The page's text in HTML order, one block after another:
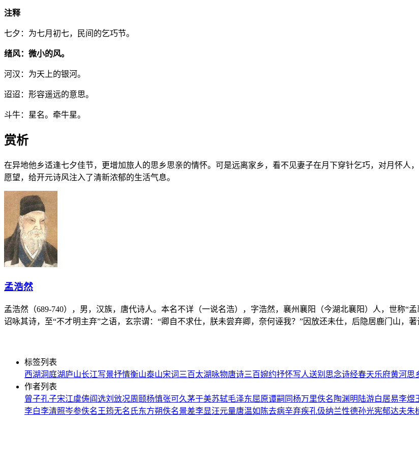
注释
七夕：为七月初七，民间的乞巧节。
绪风：微小的风。
河汉：为天上的银河。
迢迢：形容遥远的意思。
斗牛：星名。牵牛星。
赏析
在异地他乡适逢七夕佳节，更增加旅人的思乡思亲的情怀。可是远离家乡，看不见妻子在月下穿针乞巧，对月怀人
愿望，给开元诗风注入了清新浓郁的生活气息。
孟浩然
孟浩然（689-740），男，汉族，唐代诗人。本名不详（一说名浩），字浩然，襄州襄阳（今湖北襄阳）人，世称“
诏咏其诗，至“不才明主弃”之语，玄宗谓：“卿自不求仕，朕未尝弃卿，奈何诬我？”因放还未仕，后隐居鹿门山，
标签列表
西湖洞庭湖庐山长江写景抒情衡山泰山宋词三百太湖 咏物唐诗三百婉约抒怀写人送别 思念诗经春天乐府黄河思
作者列表
曾子孔子宋江虞俦阎选刘攽况周颐杨慎张可久茅于美苏轼毛泽东屈原谭嗣同杨万里佚名 陶渊明 陆游白居易李煜
李白李清照岑参佚名 王筠无名氏东方朔佚名景差李显汪元量唐温如 陈去病辛弃疾孔伋纳兰性德孙光宪郁达夫朱